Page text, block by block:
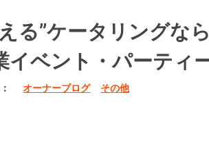
る”ケータリングな
イベント・パーティ
オーナーブログ その他